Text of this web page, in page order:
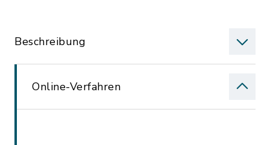
Beschreibung
Online-Verfahren